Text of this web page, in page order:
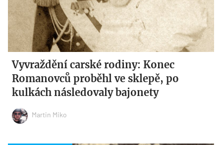
Vyvraždění carské rodiny: Konec
Romanovců proběhl ve sklepě, po
kulkách následovaly bajonety
Martin Miko